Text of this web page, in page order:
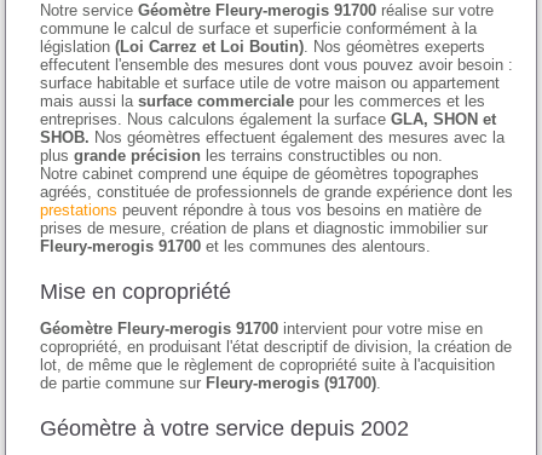
Notre serviceGéomètre Fleury-merogis 91700 réalise sur votre
commune le calcul de surface et superficie conformément à la
législation(Loi Carrez et Loi Boutin). Nos géomètres exeperts
effecutent l'ensemble des mesures dont vous pouvez avoir besoin :
surface habitable et surface utile de votre maison ou appartement
mais aussi lasurface commerciale pour les commerces et les
entreprises. Nous calculons également la surfaceGLA, SHON et
SHOB. Nos géomètres effectuent également des mesures avec la
plusgrande précision les terrains constructibles ou non.
Notre cabinet comprend une équipe de géomètres topographes
agréés, constituée de professionnels de grande expérience dont les
prestations peuvent répondre à tous vos besoins en matière de
prises de mesure, création de plans et diagnostic immobilier sur
Fleury-merogis 91700 et les communes des alentours.
Mise en copropriété
Géomètre Fleury-merogis 91700 intervient pour votre mise en
copropriété, en produisant l'état descriptif de division, la création de
lot, de même que le règlement de copropriété suite à l'acquisition
de partie commune sur Fleury-merogis (91700).
Géomètre à votre service depuis 2002